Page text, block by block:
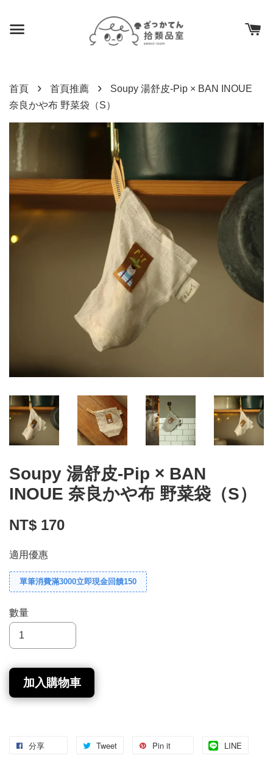
首頁 › 首頁推薦 ›
Soupy 湯舒皮-Pip × BAN INOUE
奈良かや布 野菜袋（S）
Soupy 湯舒皮-Pip × BAN
INOUE 奈良かや布 野菜袋（S）
NT$ 170
適用優惠
單筆消費滿3000立即現金回饋150
數量
加入購物車
分享 Tweet Pin it LINE